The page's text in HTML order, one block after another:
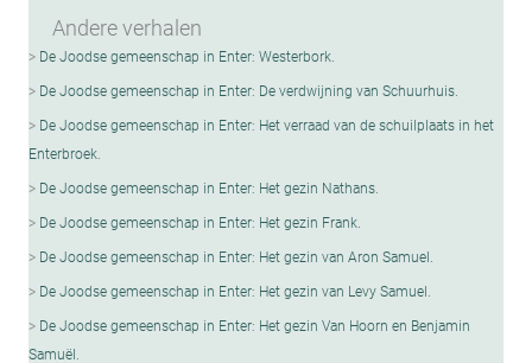
Andere verhalen
De Joodse gemeenschap in Enter: Westerbork.
De Joodse gemeenschap in Enter: De verdwijning van Schuurhuis.
De Joodse gemeenschap in Enter: Het verraad van de schuilplaats in het
Enterbroek.
De Joodse gemeenschap in Enter: Het gezin Nathans.
De Joodse gemeenschap in Enter: Het gezin Frank.
De Joodse gemeenschap in Enter: Het gezin van Aron Samuel.
De Joodse gemeenschap in Enter: Het gezin van Levy Samuel.
De Joodse gemeenschap in Enter: Het gezin Van Hoorn en Benjamin
SamuëI.